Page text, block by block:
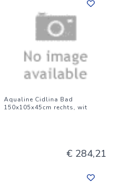
Aqualine Cidlina Bad
150x105x45cm rechts, wit
€ 284,21